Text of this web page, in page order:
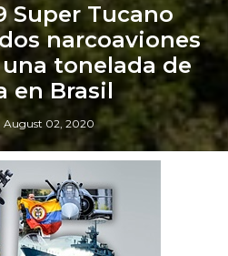
Super Tucano
narcoaviones
tonelada de
en Brasil
August 02, 2020